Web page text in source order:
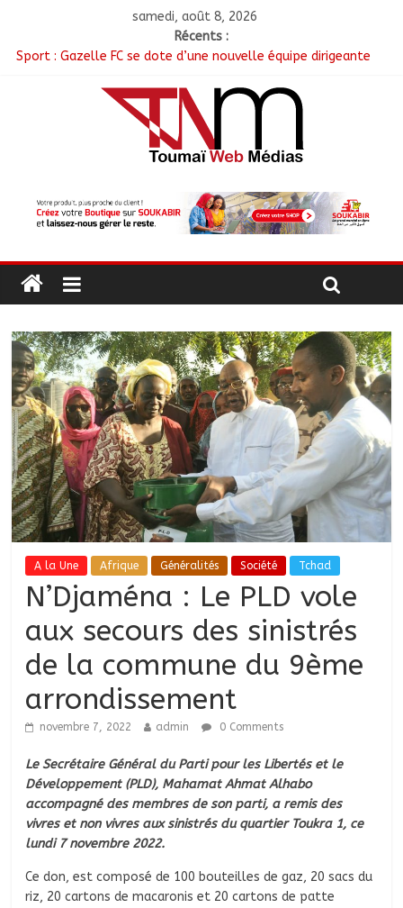
samedi, août 8, 2026
Récents :
Sport : Gazelle FC se dote d’une nouvelle équipe dirigeante
mobilisation religieuse
Politique : Le RPC lance l’opération de dépôt des demandes de
أبشي: الرئيس الولائي للحزب الإصلاحي بولاية وداي يطالب الحكومة
Ati : Une journée de salubrité organisée au marché moderne
A la Une Afrique Généralités Société Tchad
N’Djaména : Le PLD vole
aux secours des sinistrés
de la commune du 9ème
arrondissement
novembre 7, 2022 admin 0 Comments
Le Secrétaire Général du Parti pour les Libertés et le
Développement (PLD), Mahamat Ahmat Alhabo
accompagné des membres de son parti, a remis des
vivres et non vivres aux sinistrés du quartier Toukra 1, ce
lundi 7 novembre 2022.
Ce don, est composé de 100 bouteilles de gaz, 20 sacs du
riz, 20 cartons de macaronis et 20 cartons de patte